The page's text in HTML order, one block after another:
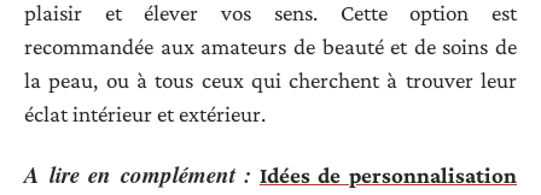
plaisir et élever vos sens. Cette option est
recommandée aux amateurs de beauté et de soins de
la peau, ou à tous ceux qui cherchent à trouver leur
éclat intérieur et extérieur.
A lire en complément : Idées de personnalisation